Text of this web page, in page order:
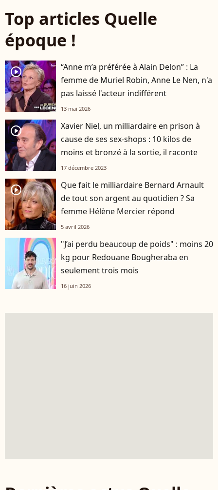
Top articles Quelle
époque !
player2
“Anne m’a préférée à Alain Delon” : La
femme de Muriel Robin, Anne Le Nen, n'a
pas laissé l'acteur indifférent
13 mai 2026
player2
Xavier Niel, un milliardaire en prison à
cause de ses sex-shops : 10 kilos de
moins et bronzé à la sortie, il raconte
17 décembre 2023
player2
Que fait le milliardaire Bernard Arnault
de tout son argent au quotidien ? Sa
femme Hélène Mercier répond
5 avril 2026
"J’ai perdu beaucoup de poids" : moins 20
kg pour Redouane Bougheraba en
seulement trois mois
16 juin 2026